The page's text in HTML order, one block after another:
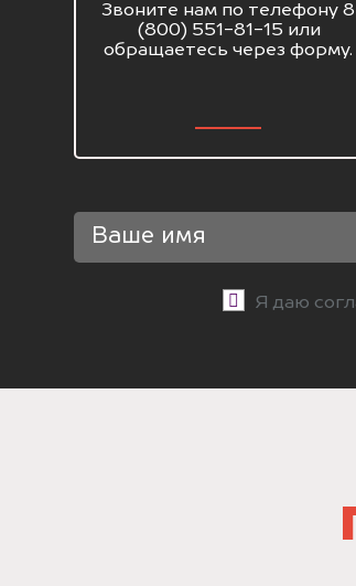
Звоните нам по телефону 8
(800) 551-81-15 или
обращаетесь через форму.
Я даю